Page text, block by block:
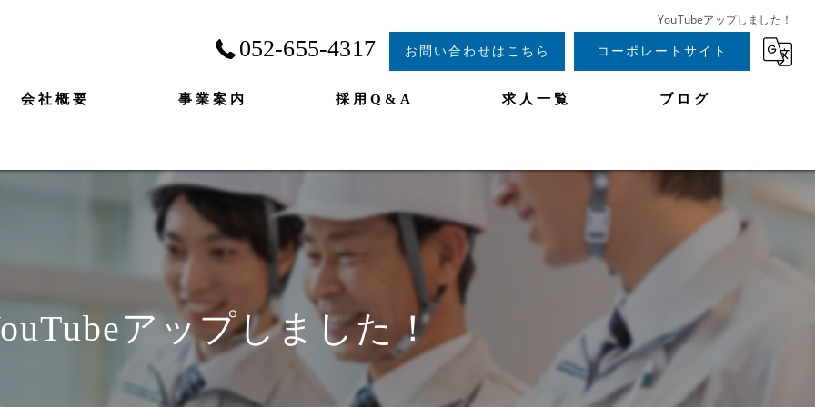
YouTubeアップしました！
052-655-4317 お問い合わせはこちら コーポレートサイト
会社概要 事業案内 採用Q&A 求人一覧 ブログ
アップしました！